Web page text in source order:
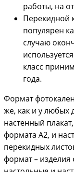
работы, на
Перекидной
популярен
случаю
класс
года.
Формат
же, как и у любых
настенный
формата А2, и
перекидных
формат –